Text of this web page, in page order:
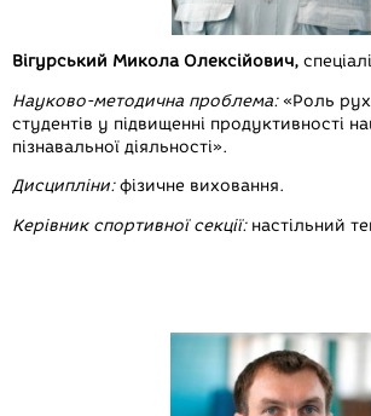
Вігурський Микола Олексійович,
Науково-методична проблема:«Роль
студентів у підвищенні продуктивності
пізнавальної діяльності».
Дисципліни:фізичне виховання.
Керівник спортивної секції:настільний